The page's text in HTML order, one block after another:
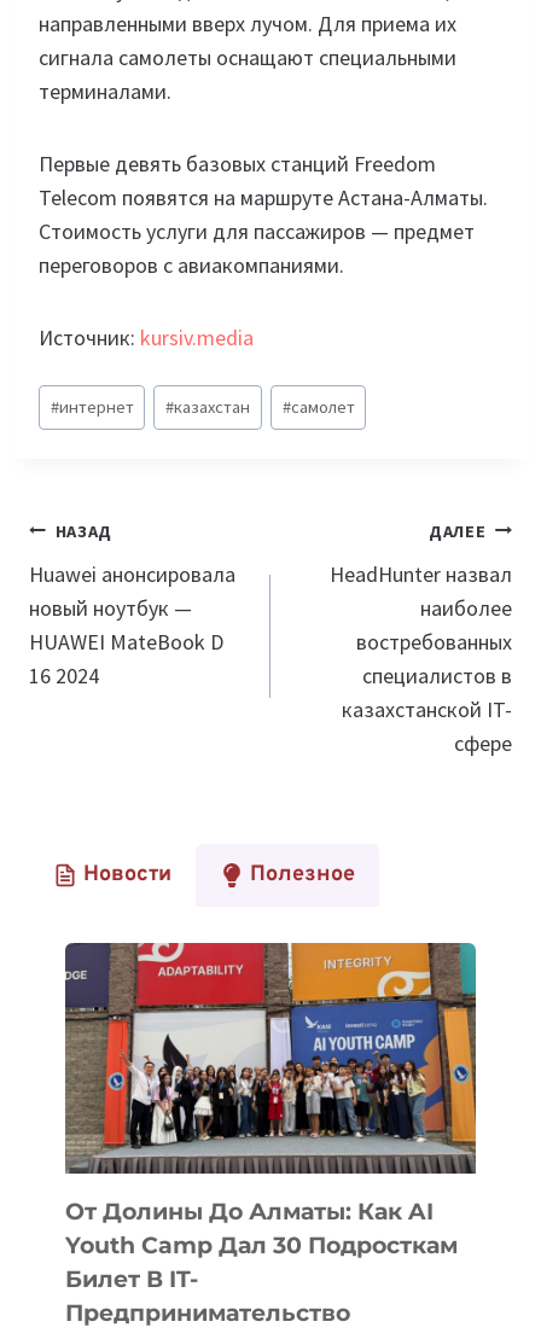
направленными вверх лучом. Для приема их
сигнала самолеты оснащают специальными
терминалами.
Первые девять базовых станций Freedom
Telecom появятся на маршруте Астана-Алматы.
Стоимость услуги для пассажиров — предмет
переговоров с авиакомпаниями.
Источник: kursiv.media
Метки
записи:
#интернет #казахстан #самолет
Навигация
по
записям
НАЗАД
Huawei анонсировала
новый ноутбук —
HUAWEI MateBook D
16 2024
ДАЛЕЕ
HeadHunter назвал
наиболее
востребованных
специалистов в
казахстанской IT-
сфере
Новости Полезное
От Долины До Алматы: Как AI
Youth Camp Дал 30 Подросткам
Билет В IT-
Предпринимательство